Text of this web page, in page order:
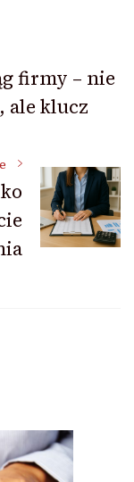
firmy – nie
ale klucz